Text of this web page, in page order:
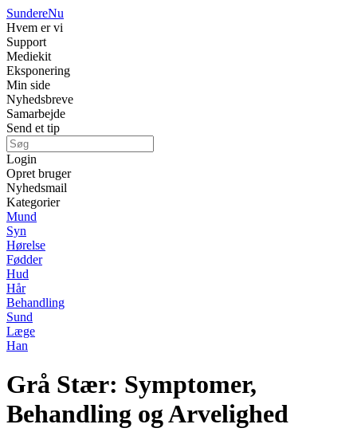
SundereNu
Hvem er vi
Support
Mediekit
Eksponering
Min side
Nyhedsbreve
Samarbejde
Send et tip
Login
Opret bruger
Nyhedsmail
Kategorier
Mund
Syn
Hørelse
Fødder
Hud
Hår
Behandling
Sund
Læge
Han
Grå Stær: Symptomer,
Behandling og Arvelighed